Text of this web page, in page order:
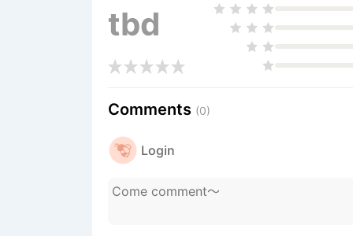
tbd
Comments (0)
Login